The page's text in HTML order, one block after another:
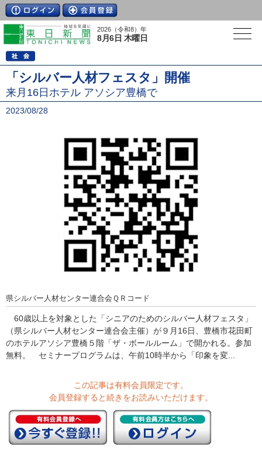
2026（令和8）年
8月6日 木曜日
「シルバー人材フェスタ」開催
来月16日ホテル アソシア豊橋で
2023/08/28
県シルバー人材センター連合会ＱＲコード
60歳以上を対象とした「シニアのためのシルバー人材フェスタ」
（県シルバー人材センター連合会主催）が９月16日、豊橋市花田町
のホテルアソシア豊橋５階「ザ・ボールルーム」で開かれる。参加
無料。 セミナープログラムは、午前10時半から「印象を変...
この記事は有料会員限定です。
会員登録すると続きをお読みいただけます。